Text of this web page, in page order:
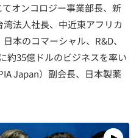
オンコロジー事業部長、新
法人社長、中近東アフリカ
本のコマーシャル、R&D、
約35億ドルのビジネスを率い
Japan）副会長、日本製薬